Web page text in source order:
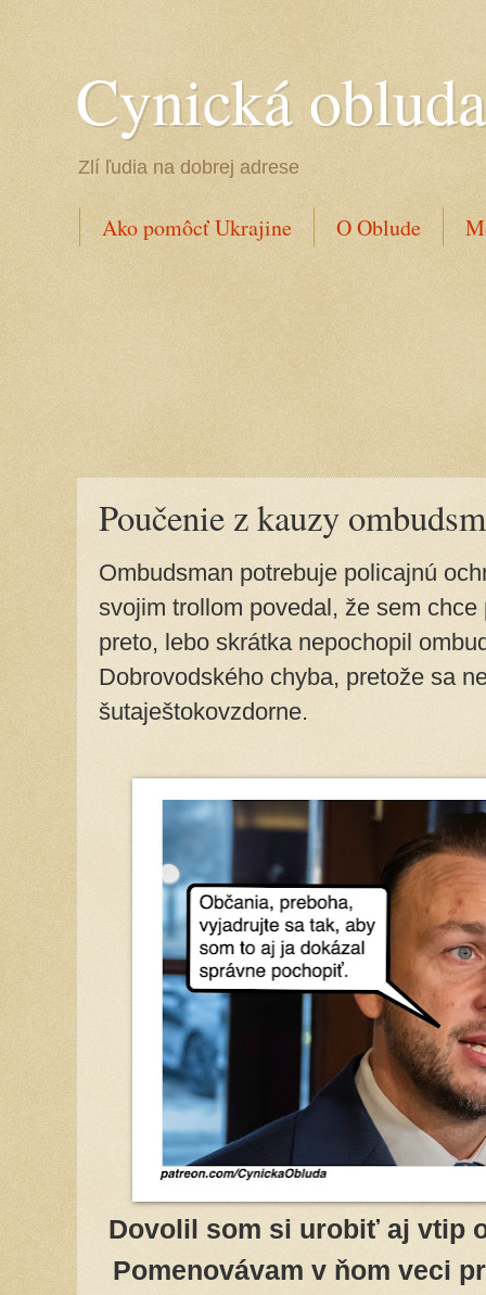
Cynická obluda
Zlí ľudia na dobrej adrese
Ako pomôcť Ukrajine O Oblude
Poučenie z kauzy
Ombudsman potrebuje policajnú
svojim trollom povedal, že sem
preto, lebo skrátka nepochopil
Dobrovodského chyba, pretože sa
šutaještokovzdorne.
Dovolil som si urobiť aj vtip
Pomenovávam v ňom veci